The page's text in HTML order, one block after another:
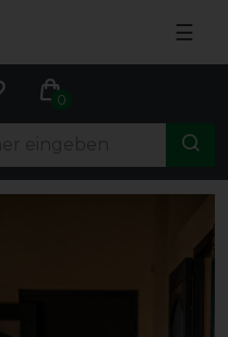
☰
0